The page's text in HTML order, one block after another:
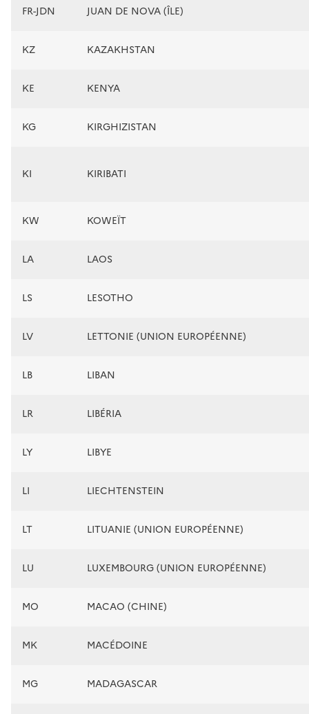
FR-JDN JUAN DE NOVA (ÎLE)
KZ KAZAKHSTAN
KE KENYA
KG KIRGHIZISTAN
KI KIRIBATI
KW KOWEÏT
LA LAOS
LS LESOTHO
LV LETTONIE (UNION EUROPÉENNE)
LB LIBAN
LR LIBÉRIA
LY LIBYE
LI LIECHTENSTEIN
LT LITUANIE (UNION EUROPÉENNE)
LU LUXEMBOURG (UNION EUROPÉENNE)
MO MACAO (CHINE)
MK MACÉDOINE
MG MADAGASCAR